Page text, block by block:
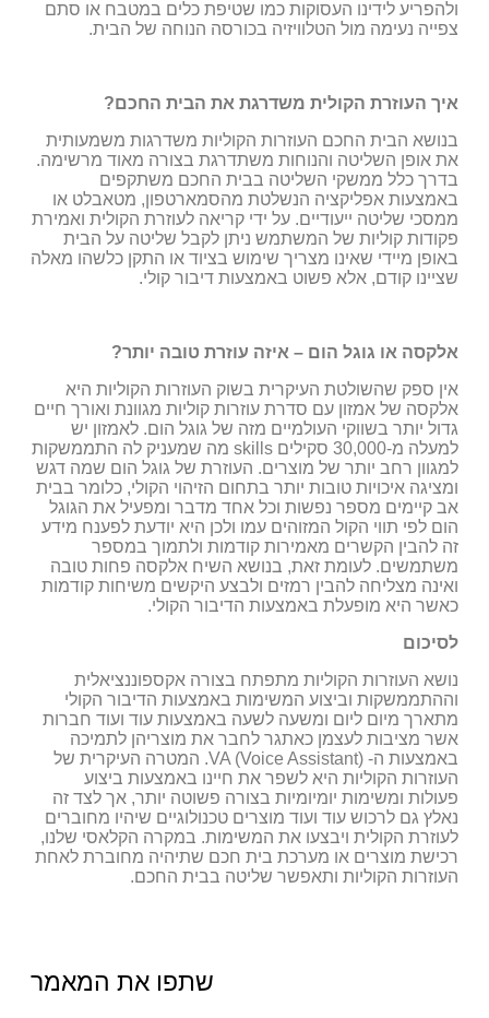
ולהפריע לידינו העסוקות כמו שטיפת כלים במטבח או סתם
צפייה נעימה מול הטלוויזיה בכורסה הנוחה של הבית.
איך העוזרת הקולית משדרגת את הבית החכם?
בנושא הבית החכם העוזרות הקוליות משדרגות משמעותית
את אופן השליטה והנוחות משתדרגת בצורה מאוד מרשימה.
בדרך כלל ממשקי השליטה בבית החכם משתקפים
באמצעות אפליקציה הנשלטת מהסמארטפון, מטאבלט או
ממסכי שליטה ייעודיים. על ידי קריאה לעוזרת הקולית ואמירת
פקודות קוליות של המשתמש ניתן לקבל שליטה על הבית
באופן מיידי שאינו מצריך שימוש בציוד או התקן כלשהו מאלה
שציינו קודם, אלא פשוט באמצעות דיבור קולי.
אלקסה או גוגל הום – איזה עוזרת טובה יותר?
אין ספק שהשולטת העיקרית בשוק העוזרות הקוליות היא
אלקסה של אמזון עם סדרת עוזרות קוליות מגוונת ואורך חיים
גדול יותר בשווקי העולמיים מזה של גוגל הום. לאמזון יש
למעלה מ-30,000 סקילים skills מה שמעניק לה התממשקות
למגוון רחב יותר של מוצרים. העוזרת של גוגל הום שמה דגש
ומציגה איכויות טובות יותר בתחום הזיהוי הקולי, כלומר בבית
אב קיימים מספר נפשות וכל אחד מדבר ומפעיל את הגוגל
הום לפי תווי הקול המזוהים עמו ולכן היא יודעת לפענח מידע
זה להבין הקשרים מאמירות קודמות ולתמוך במספר
משתמשים. לעומת זאת, בנושא השיח אלקסה פחות טובה
ואינה מצליחה להבין רמזים ולבצע היקשים משיחות קודמות
כאשר היא מופעלת באמצעות הדיבור הקולי.
לסיכום
נושא העוזרות הקוליות מתפתח בצורה אקספוננציאלית
וההתממשקות וביצוע המשימות באמצעות הדיבור הקולי
מתארך מיום ליום ומשעה לשעה באמצעות עוד ועוד חברות
אשר מציבות לעצמן כאתגר לחבר את מוצריהן לתמיכה
באמצעות ה- VA (Voice Assistant). המטרה העיקרית של
העוזרות הקוליות היא לשפר את חיינו באמצעות ביצוע
פעולות ומשימות יומיומיות בצורה פשוטה יותר, אך לצד זה
נאלץ גם לרכוש עוד ועוד מוצרים טכנולוגיים שיהיו מחוברים
לעוזרת הקולית ויבצעו את המשימות. במקרה הקלאסי שלנו,
רכישת מוצרים או מערכת בית חכם שתיהיה מחוברת לאחת
העוזרות הקוליות ותאפשר שליטה בבית החכם.
שתפו את המאמר